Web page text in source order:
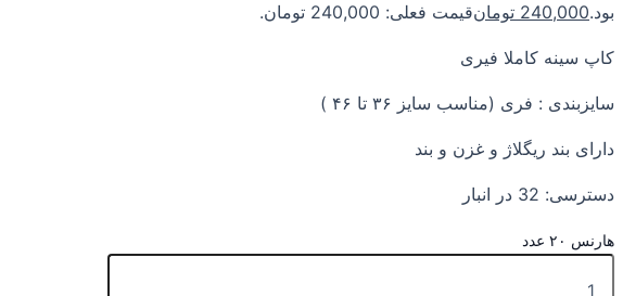
بود.240,000 تومانقیمت فعلی: 240,000 تومان.
کاپ سینه کاملا فیری
سایزبندی : فری (مناسب سایز ۳۶ تا ۴۶ )
دارای بند ریگلاژ و غزن و بند
دسترسی: 32 در انبار
هارنس ۲۰ عدد